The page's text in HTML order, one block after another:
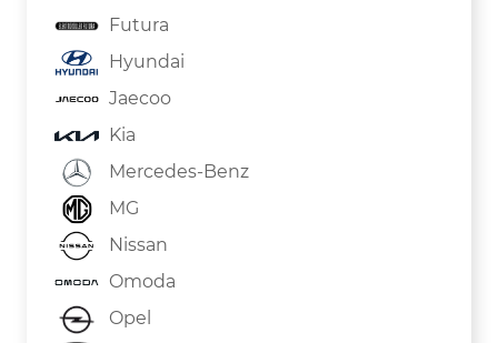
Futura
Hyundai
Jaecoo
Kia
Mercedes-Benz
MG
Nissan
Omoda
Opel